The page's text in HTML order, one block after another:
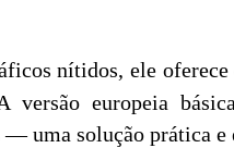
nítidos, ele
versão europeia
uma solução prática e